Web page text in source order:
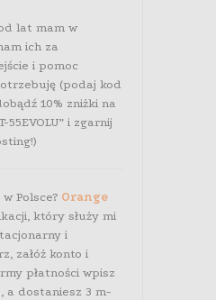
lat mam w
ich za
i pomoc
(podaj kod
10% zniżki na
55EVOLU” i zgarnij
Polsce? Orange
który służy mi
i
załóż konto i
płatności wpisz
, a dostaniesz 3 m-